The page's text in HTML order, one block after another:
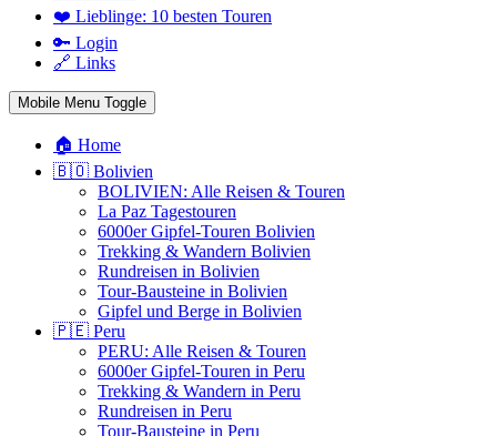
❤️ Lieblinge: 10 besten Touren
🔑 Login
🔗 Links
Mobile Menu Toggle
🏠 Home
🇧🇴 Bolivien
BOLIVIEN: Alle Reisen & Touren
La Paz Tagestouren
6000er Gipfel-Touren Bolivien
Trekking & Wandern Bolivien
Rundreisen in Bolivien
Tour-Bausteine in Bolivien
Gipfel und Berge in Bolivien
🇵🇪 Peru
PERU: Alle Reisen & Touren
6000er Gipfel-Touren in Peru
Trekking & Wandern in Peru
Rundreisen in Peru
Tour-Bausteine in Peru